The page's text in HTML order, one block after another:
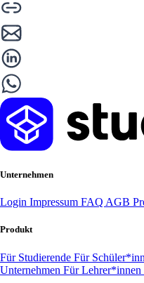
Unternehmen
Login Impressum FAQ AGB
Produkt
Für Studierende Für
Unternehmen Für Lehrer*innen